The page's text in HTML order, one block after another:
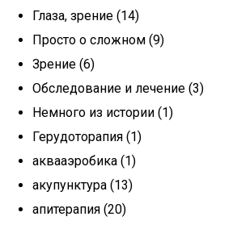
Глаза, зрение (14)
Просто о сложном (9)
Зрение (6)
Обследование и лечение (3)
Немного из истории (1)
Герудоторапия (1)
аквааэробика (1)
акупунктура (13)
апитерапия (20)